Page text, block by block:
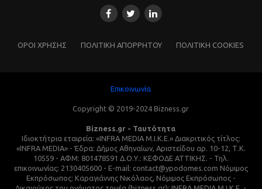
ΌΡΟΙ ΧΡΗΣΗΣ ΠΟΛΙΤΙΚΗ ΑΠΟΡΡΗΤΟΥ ΠΟΛΙΤΙΚΗ COOKIES
Επικοινωνία
Copyright © 2019-2024 Bizness.gr
Bizness.gr - Ταυτότητα
Ιδιοκτήτρια εταιρεία: «INFRA MEDIA M.I.K.E.» Διακριτικός τίτλος:
«INFRA MEDIA» - Έδρα: Δήμος Αθηναίων, Αριστείδου αρ. 10-12, Τ.Κ.
10559 - ΑΦΜ: 801478591 Δ.Ο.Υ.: ΚΕΦΟΔΕ ΑΤΤΙΚΗΣ. - Τηλ.
επικοινωνίας: 2130405600 - E-mail: contact@ypodomes.com Νόμιμος
Εκπρόσωπος: Καραγιάννης Νικόλαος, Νόμιμος Εκπρόσωπος -